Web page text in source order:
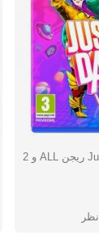
بازی Just Dance 2020 ریجن ALL و 2